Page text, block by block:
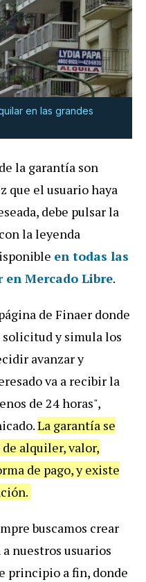
en las grandes
la garantía son
que el usuario haya
debe pulsar la
la leyenda
en todas las
Mercado Libre.
de Finaer donde
y simula los
avanzar y
va a recibir la
de 24 horas",
La garantía se
alquiler, valor,
de pago, y existe
buscamos crear
nuestros usuarios
principio a fin, donde